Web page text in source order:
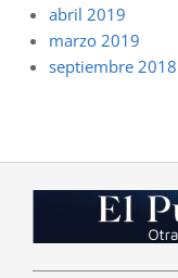
abril 2019
marzo 2019
septiembre 2018